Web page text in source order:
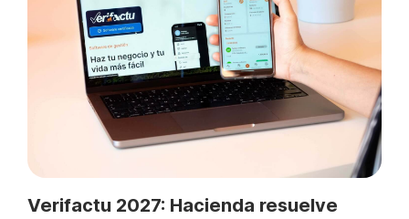
Verifactu 2027: Hacienda resuelve